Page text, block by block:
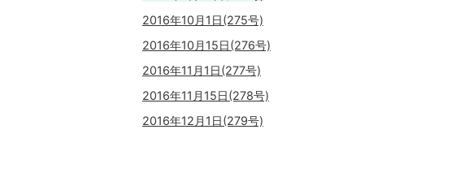
2016年10月1日(275号)
2016年10月15日(276号)
2016年11月1日(277号)
2016年11月15日(278号)
2016年12月1日(279号)